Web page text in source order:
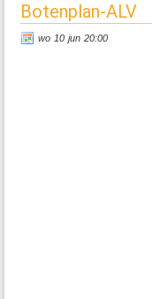
Botenplan-ALV
wo 10 jun 20:00